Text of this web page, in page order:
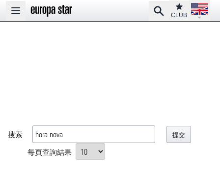
Open main menu
SearchClub
CLUB
Open
搜索
每頁查詢結果